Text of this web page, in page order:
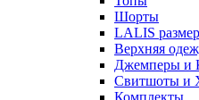
Шорты
LALIS
Верхняя
Джемперы и
Свитшоты и
Комплекты